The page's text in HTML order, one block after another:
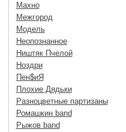
Махно
Межгород
Модель
Неопознанное
Ништяк Пчелой
Ноздри
Пен$иЯ
Плохие Дядьки
Разноцветные партизаны
Ромашкин band
Рыжов band